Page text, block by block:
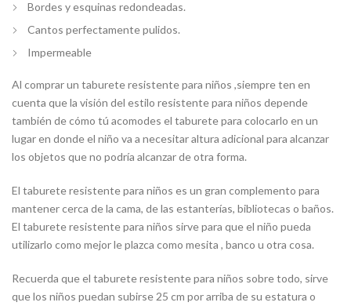
Bordes y esquinas redondeadas.
Cantos perfectamente pulidos.
Impermeable
Al comprarun tabureteresistente para niños ,siempre ten en
cuenta que la visión del estilo resistente para niños depende
también de cómo tú acomodes el taburete para colocarlo en un
lugar en donde el niño va a necesitar altura adicional para alcanzar
los objetos que no podría alcanzar de otra forma.
El taburete resistente para niños es un gran complemento para
mantener cerca de la cama, de las estanterías, bibliotecas o baños.
El taburete resistente para niños sirve para que el niño pueda
utilizarlo como mejor le plazca como mesita , banco u otra cosa.
Recuerda que el taburete resistente para niños sobre todo, sirve
que los niños puedan subirse 25 cm por arriba de su estatura o